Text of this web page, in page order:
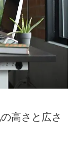
高さと広さ